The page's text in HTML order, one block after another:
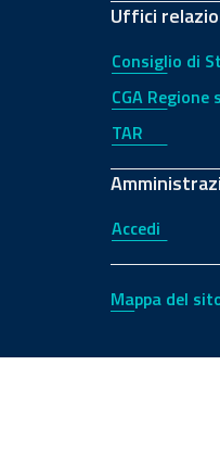
Uffici
Consiglio di
CGA Regione
TAR
Accedi
Mappa del